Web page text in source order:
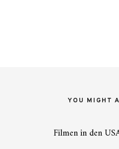
YOU MIGHT
Filmen in den